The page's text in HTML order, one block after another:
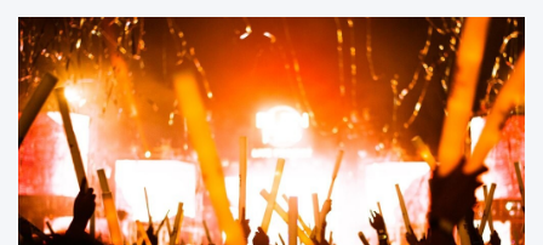
g
o
O
t
w
a
r
c
i
a